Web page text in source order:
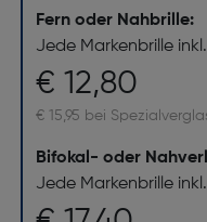
Fern oder Nahbrille:
Jede Markenbrille
€ 12,80
€ 15,95 bei
Bifokal- oder
Jede Markenbrille